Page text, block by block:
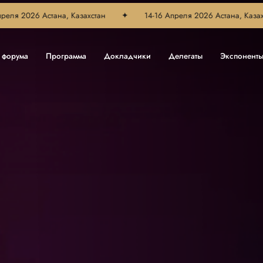
Казахстан ✦ 14-16 Апреля 2026 Астана, Казахстан ✦
Программа Докладчики Делегаты Экспоненты